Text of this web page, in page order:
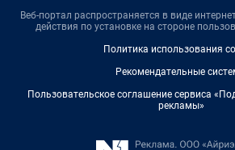
Веб-портал распространяется в виде
действия по установке на стороне
Политика использования
Рекомендательные
Пользовательское соглашение сервиса
рекламы»